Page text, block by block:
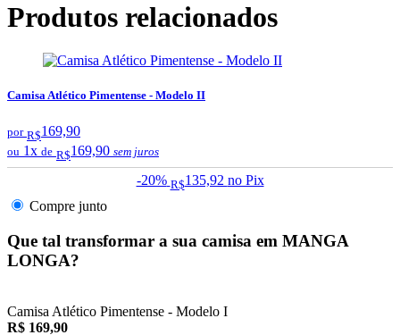
Produtos relacionados
Camisa Atlético Pimentense - Modelo II
por R$169,90
ou 1x de R$169,90 sem juros
-20% R$135,92 no Pix
Compre junto
Que tal transformar a sua camisa em MANGA
LONGA?
Camisa Atlético Pimentense - Modelo I
R$ 169,90